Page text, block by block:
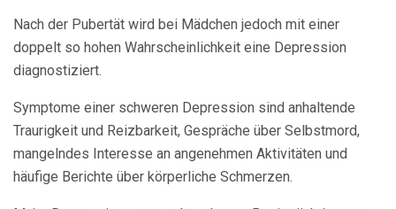
Nach der Pubertät wird bei Mädchen jedoch mit einer
doppelt so hohen Wahrscheinlichkeit eine Depression
diagnostiziert.
Symptome einer schweren Depression sind anhaltende
Traurigkeit und Reizbarkeit, Gespräche über Selbstmord,
mangelndes Interesse an angenehmen Aktivitäten und
häufige Berichte über körperliche Schmerzen.